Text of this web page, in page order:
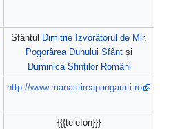
Sfântul Dimitrie Izvorâtorul de Mir,
Pogorârea Duhului Sfânt și
Duminica Sfinților Români
http://www.manastireapangarati.ro
{{{telefon}}}